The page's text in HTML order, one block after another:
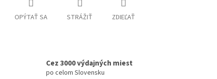
OPÝTAŤ SA STRÁŽIŤ ZDIEĽAŤ
Cez 3000 výdajných miest
po celom Slovensku